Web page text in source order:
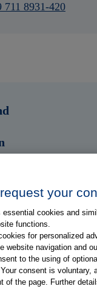
711 8931-420
your
cookies and
functions.
for personalized
website navigation and
to the using of
consent is
of the page. Further